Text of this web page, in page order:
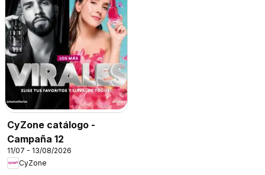
CyZone catálogo -
Campaña 12
11/07 - 13/08/2026
CyZone